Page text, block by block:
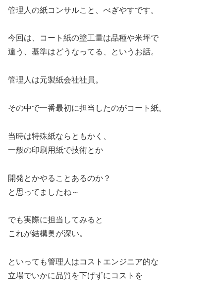
管理人の紙コンサルこと、べぎやすです。
今回は、コート紙の塗工量は品種や米坪で
違う、基準はどうなってる、というお話。
管理人は元製紙会社社員。
その中で一番最初に担当したのがコート紙。
当時は特殊紙ならともかく、
一般の印刷用紙で技術とか
開発とかやることあるのか？
と思ってましたね～
でも実際に担当してみると
これが結構奥が深い。
といっても管理人はコストエンジニア的な
立場でいかに品質を下げずにコストを